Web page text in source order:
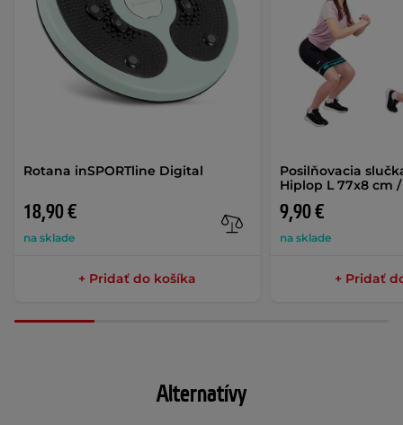
Rotana inSPORTline Digital
18,90 €
na sklade
+ Pridať do košíka
Posilňovacia
Hiplop L 77x8 cm
9,90 €
na sklade
+ Pridať
Alternatívy